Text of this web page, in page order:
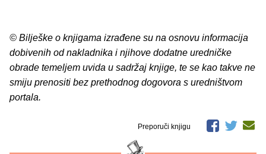
© Bilješke o knjigama izrađene su na osnovu informacija
dobivenih od nakladnika i njihove dodatne uredničke
obrade temeljem uvida u sadržaj knjige, te se kao takve ne
smiju prenositi bez prethodnog dogovora s uredništvom
portala.
Preporuči knjigu